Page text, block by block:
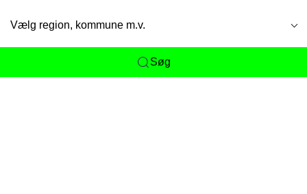
Vælg region, kommune m.v.
Søg